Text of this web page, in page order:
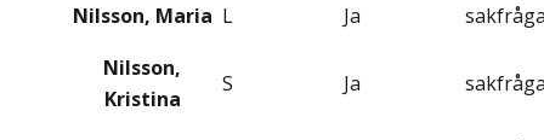
Nilsson, Maria L Ja
Nilsson,
Kristina
S Ja